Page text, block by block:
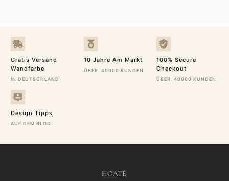
Gratis Versand
Wandfarbe
IN DEUTSCHLAND
10 Jahre Am Markt
ÜBER 40000 KUNDEN
100% Secure
Checkout
ÜBER 40000 KUNDEN
Design Tipps
AUF DEM BLOG
HOATÉ